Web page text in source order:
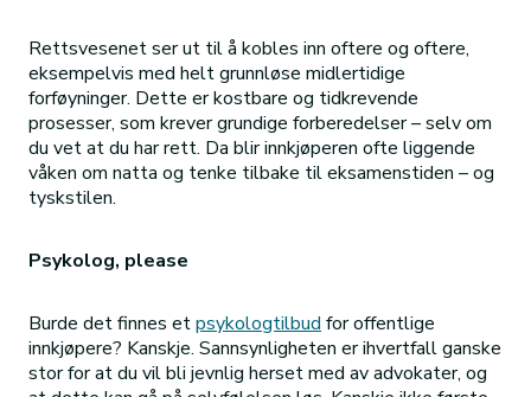
Rettsvesenet ser ut til å kobles inn oftere og oftere,
eksempelvis med helt grunnløse midlertidige
forføyninger. Dette er kostbare og tidkrevende
prosesser, som krever grundige forberedelser – selv om
du vet at du har rett. Da blir innkjøperen ofte liggende
våken om natta og tenke tilbake til eksamenstiden – og
tyskstilen.
Psykolog, please
Burde det finnes etpsykologtilbud for offentlige
innkjøpere? Kanskje. Sannsynligheten er ihvertfall ganske
stor for at du vil bli jevnlig herset med av advokater, og